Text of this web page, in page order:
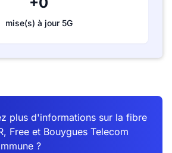
mise(s) à jour 5G
plus d'informations sur la fibre
Free et Bouygues Telecom
?